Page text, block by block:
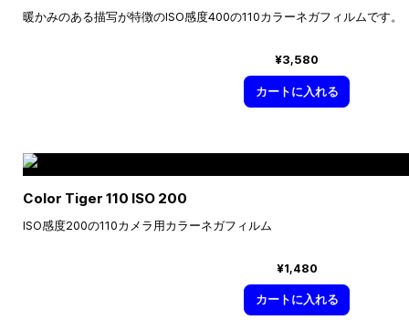
暖かみのある描写が特徴のISO感度400の110カラーネガフィルムです。
¥3,580
カートに入れる
Color Tiger 110 ISO 200
ISO感度200の110カメラ用カラーネガフィルム
¥1,480
カートに入れる